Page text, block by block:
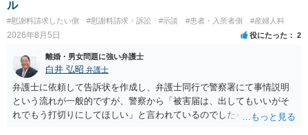
ル
#慰謝料請求したい側 #慰謝料請求・訴訟 #示談 #患者・入所者側 #産婦人科
2026年8月5日 役にたった 2
離婚・男女問題に強い弁護士
白井 弘昭 弁護士
弁護士に依頼して告訴状を作成し、弁護士同行で警察署にて事情説明
という流れが一般的ですが、警察から「被害届は、出してもいいがそ
れでもう打切りにしてほしい」と言われているのでしたら、あまり結